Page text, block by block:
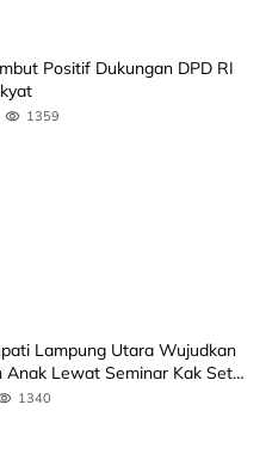
Positif Dukungan DPD RI
1359
Lampung Utara Wujudkan
Anak Lewat Seminar Kak Seto,
1340